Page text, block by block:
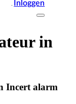
Inloggen
in
Incert alarm